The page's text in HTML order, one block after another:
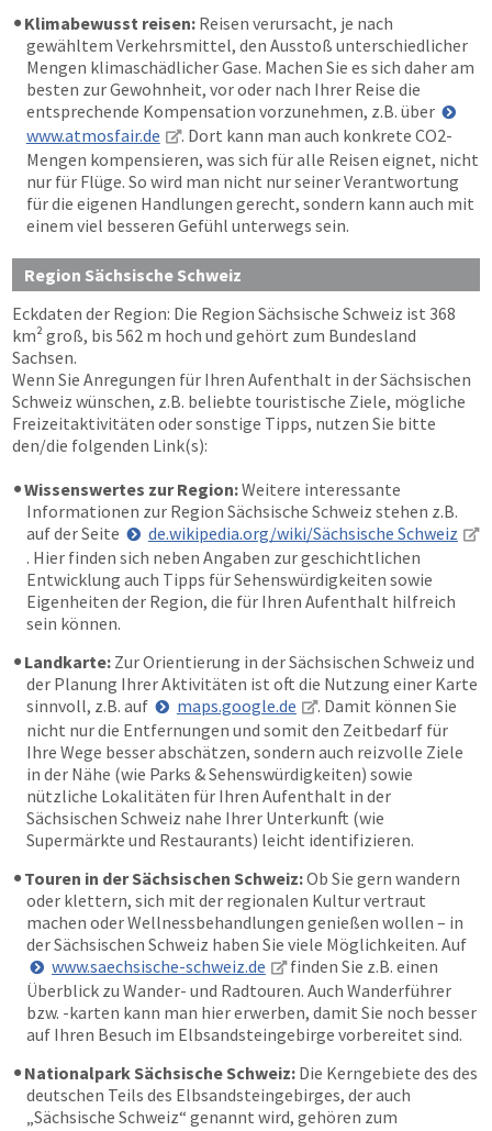
Klimabewusst reisen: Reisen verursacht, je nach
gewähltem Verkehrsmittel, den Ausstoß unterschiedlicher
Mengen klimaschädlicher Gase. Machen Sie es sich daher am
besten zur Gewohnheit, vor oder nach Ihrer Reise die
entsprechende Kompensation vorzunehmen, z.B. über
www.atmosfair.de
. Dort kann man auch konkrete CO2-
Mengen kompensieren, was sich für alle Reisen eignet, nicht
nur für Flüge. So wird man nicht nur seiner Verantwortung
für die eigenen Handlungen gerecht, sondern kann auch mit
einem viel besseren Gefühl unterwegs sein.
Region Sächsische Schweiz
Eckdaten der Region: Die Region Sächsische Schweiz ist 368
km² groß, bis 562 m hoch und gehört zum Bundesland
Sachsen.
Wenn Sie Anregungen für Ihren Aufenthalt in der Sächsischen
Schweiz wünschen, z.B. beliebte touristische Ziele, mögliche
Freizeitaktivitäten oder sonstige Tipps, nutzen Sie bitte
den/die folgenden Link(s):
Wissenswertes zur Region:Weitere interessante
Informationen zur Region Sächsische Schweiz stehen z.B.
auf der Seite
de.wikipedia.org/wiki/Sächsische Schweiz
. Hier finden sich neben Angaben zur geschichtlichen
Entwicklung auch Tipps für Sehenswürdigkeiten sowie
Eigenheiten der Region, die für Ihren Aufenthalt hilfreich
sein können.
Landkarte: Zur Orientierung in der Sächsischen Schweiz und
der Planung Ihrer Aktivitäten ist oft die Nutzung einer Karte
sinnvoll, z.B. auf
maps.google.de
. Damit können Sie
nicht nur die Entfernungen und somit den Zeitbedarf für
Ihre Wege besser abschätzen, sondern auch reizvolle Ziele
in der Nähe (wie Parks & Sehenswürdigkeiten) sowie
nützliche Lokalitäten für Ihren Aufenthalt in der
Sächsischen Schweiz nahe Ihrer Unterkunft (wie
Supermärkte und Restaurants) leicht identifizieren.
Touren in der Sächsischen Schweiz:Ob Sie gern wandern
oder klettern, sich mit der regionalen Kultur vertraut
machen oder Wellnessbehandlungen genießen wollen – in
der Sächsischen Schweiz haben Sie viele Möglichkeiten. Auf
www.saechsische-schweiz.de
finden Sie z.B. einen
Überblick zu Wander- und Radtouren. Auch Wanderführer
bzw. -karten kann man hier erwerben, damit Sie noch besser
auf Ihren Besuch im Elbsandsteingebirge vorbereitet sind.
Nationalpark Sächsische Schweiz: Die Kerngebiete des des
deutschen Teils des Elbsandsteingebirges, der auch
„Sächsische Schweiz“ genannt wird, gehören zum